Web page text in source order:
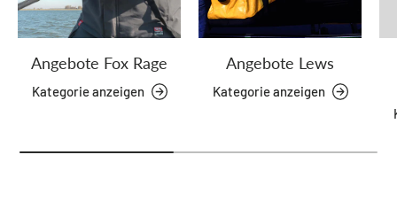
Angebote Fox Rage
Kategorie anzeigen
Angebote Lews
Kategorie anzeigen